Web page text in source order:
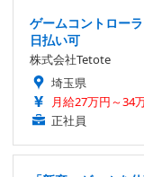
ゲームコントロー
日払い可
株式会社Tetote
埼玉県
月給27万円～34
正社員